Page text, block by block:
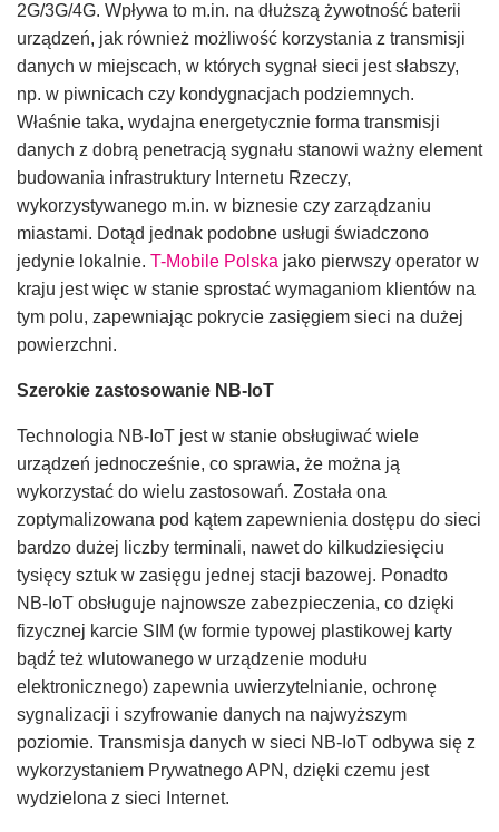
2G/3G/4G. Wpływa to m.in. na dłuższą żywotność baterii
urządzeń, jak również możliwość korzystania z transmisji
danych w miejscach, w których sygnał sieci jest słabszy,
np. w piwnicach czy kondygnacjach podziemnych.
Właśnie taka, wydajna energetycznie forma transmisji
danych z dobrą penetracją sygnału stanowi ważny element
budowania infrastruktury Internetu Rzeczy,
wykorzystywanego m.in. w biznesie czy zarządzaniu
miastami. Dotąd jednak podobne usługi świadczono
jedynie lokalnie. T-Mobile Polska jako pierwszy operator w
kraju jest więc w stanie sprostać wymaganiom klientów na
tym polu, zapewniając pokrycie zasięgiem sieci na dużej
powierzchni.
Szerokie zastosowanie NB-IoT
Technologia NB-IoT jest w stanie obsługiwać wiele
urządzeń jednocześnie, co sprawia, że można ją
wykorzystać do wielu zastosowań. Została ona
zoptymalizowana pod kątem zapewnienia dostępu do sieci
bardzo dużej liczby terminali, nawet do kilkudziesięciu
tysięcy sztuk w zasięgu jednej stacji bazowej. Ponadto
NB-IoT obsługuje najnowsze zabezpieczenia, co dzięki
fizycznej karcie SIM (w formie typowej plastikowej karty
bądź też wlutowanego w urządzenie modułu
elektronicznego) zapewnia uwierzytelnianie, ochronę
sygnalizacji i szyfrowanie danych na najwyższym
poziomie. Transmisja danych w sieci NB-IoT odbywa się z
wykorzystaniem Prywatnego APN, dzięki czemu jest
wydzielona z sieci Internet.